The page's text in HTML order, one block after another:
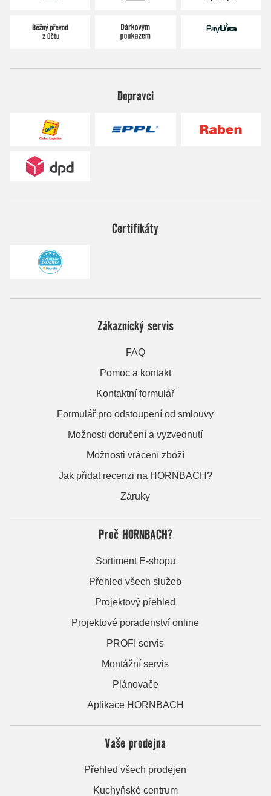
Dopravci
Certifikáty
Zákaznický servis
FAQ
Pomoc a kontakt
Kontaktní formulář
Formulář pro odstoupení od smlouvy
Možnosti doručení a vyzvednutí
Možnosti vrácení zboží
Jak přidat recenzi na HORNBACH?
Záruky
Proč HORNBACH?
Sortiment E-shopu
Přehled všech služeb
Projektový přehled
Projektové poradenství online
PROFI servis
Montážní servis
Plánovače
Aplikace HORNBACH
Vaše prodejna
Přehled všech prodejen
Kuchyňské centrum